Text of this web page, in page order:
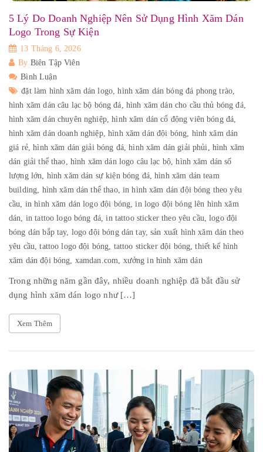
5 Lý Do Doanh Nghiệp Nên Sử Dụng Hình Xăm Dán
Logo Trong Sự Kiện
13 Tháng 6, 2026
By Biên Tập Viên
Bình Luận
đặt làm hình xăm dán logo,hình xăm dán bóng đá phong trào,
hình xăm dán câu lạc bộ bóng đá, hình xăm dán cho cầu thủ bóng đá,
hình xăm dán chuyên nghiệp,hình xăm dán cổ động viên bóng đá,
hình xăm dán doanh nghiệp,hình xăm dán đội bóng, hình xăm dán
giá rẻ,hình xăm dán giải bóng đá,hình xăm dán giải phủi, hình xăm
dán giải thể thao, hình xăm dán logo câu lạc bộ,hình xăm dán số
lượng lớn, hình xăm dán sự kiện bóng đá,hình xăm dán team
building, hình xăm dán thể thao, in hình xăm dán đội bóng theo yêu
cầu, in hình xăm dán logo đội bóng,in logo đội bóng lên hình xăm
dán, in tattoo logo bóng đá,in tattoo sticker theo yêu cầu,logo đội
bóng dán bắp tay, logo đội bóng dán tay,sản xuất hình xăm dán theo
yêu cầu,tattoo logo đội bóng, tattoo sticker đội bóng,thiết kế hình
xăm dán đội bóng, xamdan.com, xưởng in hình xăm dán
Trong những năm gần đây, nhiều doanh nghiệp đã bắt đầu sử
dụng hình xăm dán logo như […]
Xem Thêm